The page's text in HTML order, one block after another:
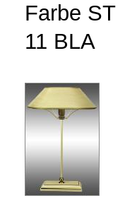
Farbe ST
11 BLA